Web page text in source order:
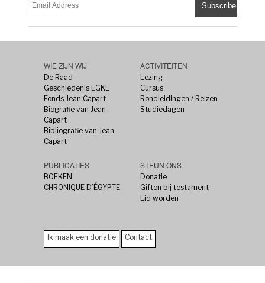
WIE ZIJN WIJ
De Raad
Geschiedenis EGKE
Fonds Jean Capart
Biografie van Jean
Capart
Bibliografie van Jean
Capart
ACTIVITEITEN
Lezing
Cursus
Rondleidingen / Reizen
Studiedagen
PUBLICATIES
BOEKEN
CHRONIQUE D’ÉGYPTE
STEUN ONS
Donatie
Giften bij testament
Lid worden
Ik maak een donatie Contact